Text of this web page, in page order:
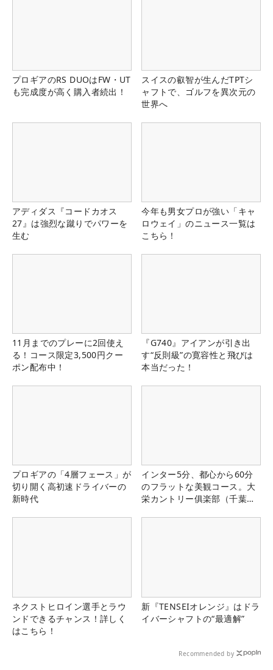
プロギアのRS DUOはFW・UT
も完成度が高く購入者続出！
スイスの叡智が生んだTPTシ
ャフトで、ゴルフを異次元の
世界へ
アディダス『コードカオス
27』は強烈な蹴りでパワーを
生む
今年も男女プロが強い「キャ
ロウェイ」のニュース一覧は
こちら！
11月までのプレーに2回使え
る！コース限定3,500円クー
ポン配布中！
『G740』アイアンが引き出
す“反則級”の寛容性と飛びは
本当だった！
プロギアの「4層フェース」が
切り開く高初速ドライバーの
新時代
インター5分、都心から60分
のフラットな美観コース。大
栄カントリー俱楽部（千葉
ネクストヒロイン選手とラウ
ンドできるチャンス！詳しく
はこちら！
新『TENSEIオレンジ』はドラ
イバーシャフトの“最適解”
Recommended by